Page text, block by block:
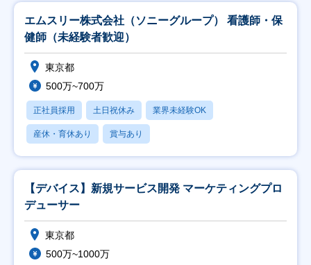
エムスリー株式会社（ソニーグループ） 看護師・保
健師（未経験者歓迎）
東京都
500万~700万
正社員採用 土日祝休み 業界未経験OK
産休・育休あり 賞与あり
【デバイス】新規サービス開発 マーケティングプロ
デューサー
東京都
500万~1000万